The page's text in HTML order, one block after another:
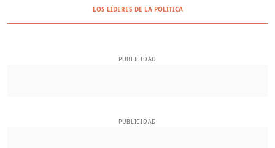
LOS LÍDERES DE LA POLÍTICA
PUBLICIDAD
PUBLICIDAD